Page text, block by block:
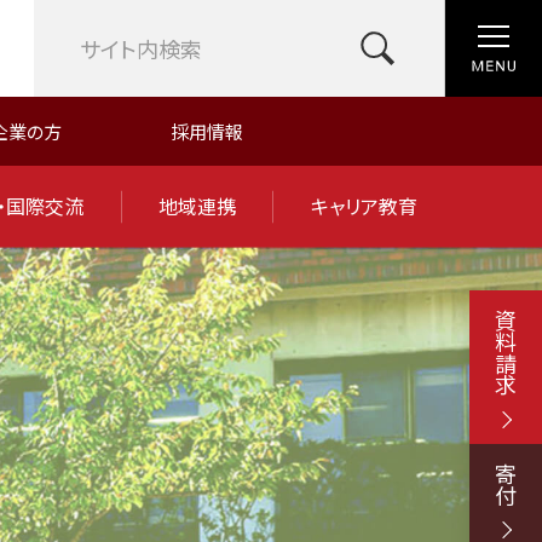
業の方 採用情報
国際交流 地域連携 キャリア教育
資料請求
寄付